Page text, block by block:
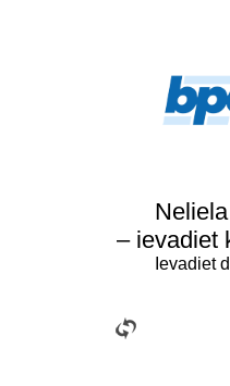
– ievadiet
Ievadiet